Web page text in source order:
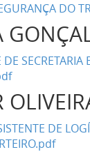
DO
SECRETARIA
DE